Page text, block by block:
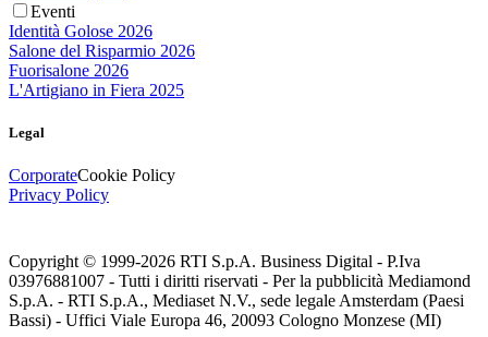
Eventi
Identità Golose 2026
Salone del Risparmio 2026
Fuorisalone 2026
L'Artigiano in Fiera 2025
Legal
CorporateCookie Policy
Privacy Policy
Copyright © 1999-2026 RTI S.p.A. Business Digital - P.Iva
03976881007 - Tutti i diritti riservati - Per la pubblicità Mediamond
S.p.A. - RTI S.p.A., Mediaset N.V., sede legale Amsterdam (Paesi
Bassi) - Uffici Viale Europa 46, 20093 Cologno Monzese (MI)